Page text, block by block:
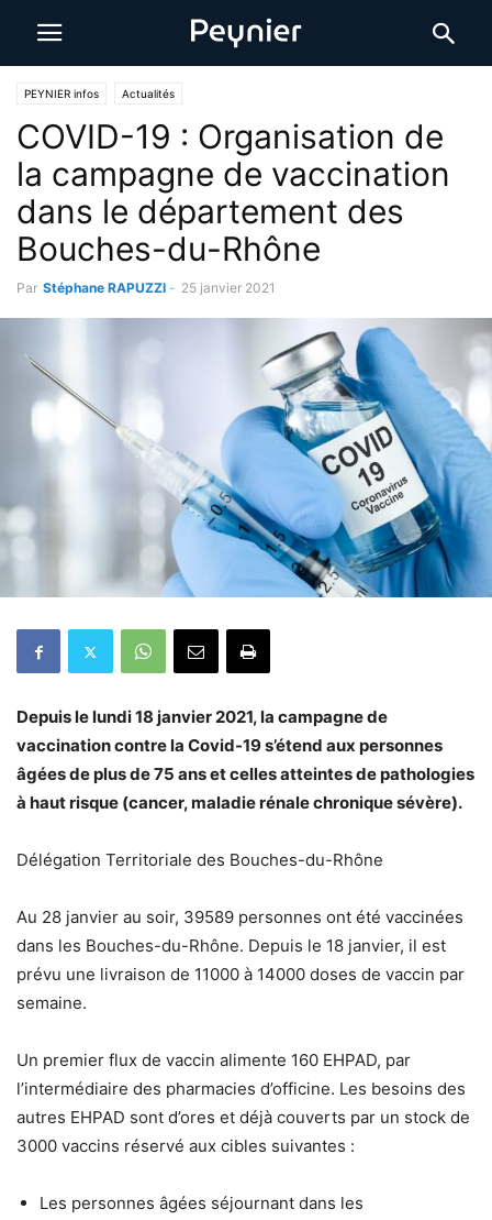
PEYNIER infos Actualités
COVID-19 : Organisation de
la campagne de vaccination
dans le département des
Bouches-du-Rhône
Par Stéphane RAPUZZI - 25 janvier 2021
Depuis le lundi 18 janvier 2021, la campagne de
vaccination contre la Covid-19 s’étend aux personnes
âgées de plus de 75 ans et celles atteintes de pathologies
à haut risque (cancer, maladie rénale chronique sévère).
Délégation Territoriale des Bouches-du-Rhône
Au 28 janvier au soir, 39589 personnes ont été vaccinées
dans les Bouches-du-Rhône. Depuis le 18 janvier, il est
prévu une livraison de 11000 à 14000 doses de vaccin par
semaine.
Un premier flux de vaccin alimente 160 EHPAD, par
l’intermédiaire des pharmacies d’officine. Les besoins des
autres EHPAD sont d’ores et déjà couverts par un stock de
3000 vaccins réservé aux cibles suivantes :
Les personnes âgées séjournant dans les